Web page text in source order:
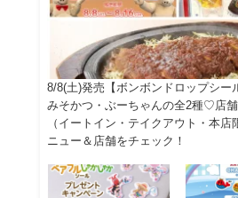
8/8(土)発売【ボンボンドロップシー
みそかつ・ぶーちゃんの全2種♡店舗
（イートイン・テイクアウト・本店
ニュー＆店舗をチェック！